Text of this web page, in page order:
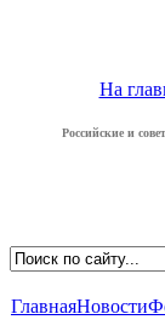
На
Российские и
ГлавнаяНовости